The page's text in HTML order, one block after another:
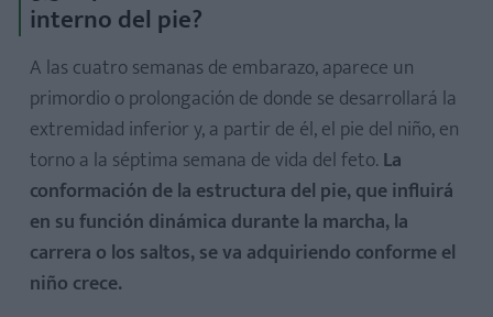
interno del pie?
A las cuatro semanas de embarazo, aparece un
primordio o prolongación de donde se desarrollará la
extremidad inferior y, a partir de él, el pie del niño, en
torno a la séptima semana de vida del feto. La
conformación de la estructura del pie, que influirá
en su función dinámica durante la marcha, la
carrera o los saltos, se va adquiriendo conforme el
niño crece.